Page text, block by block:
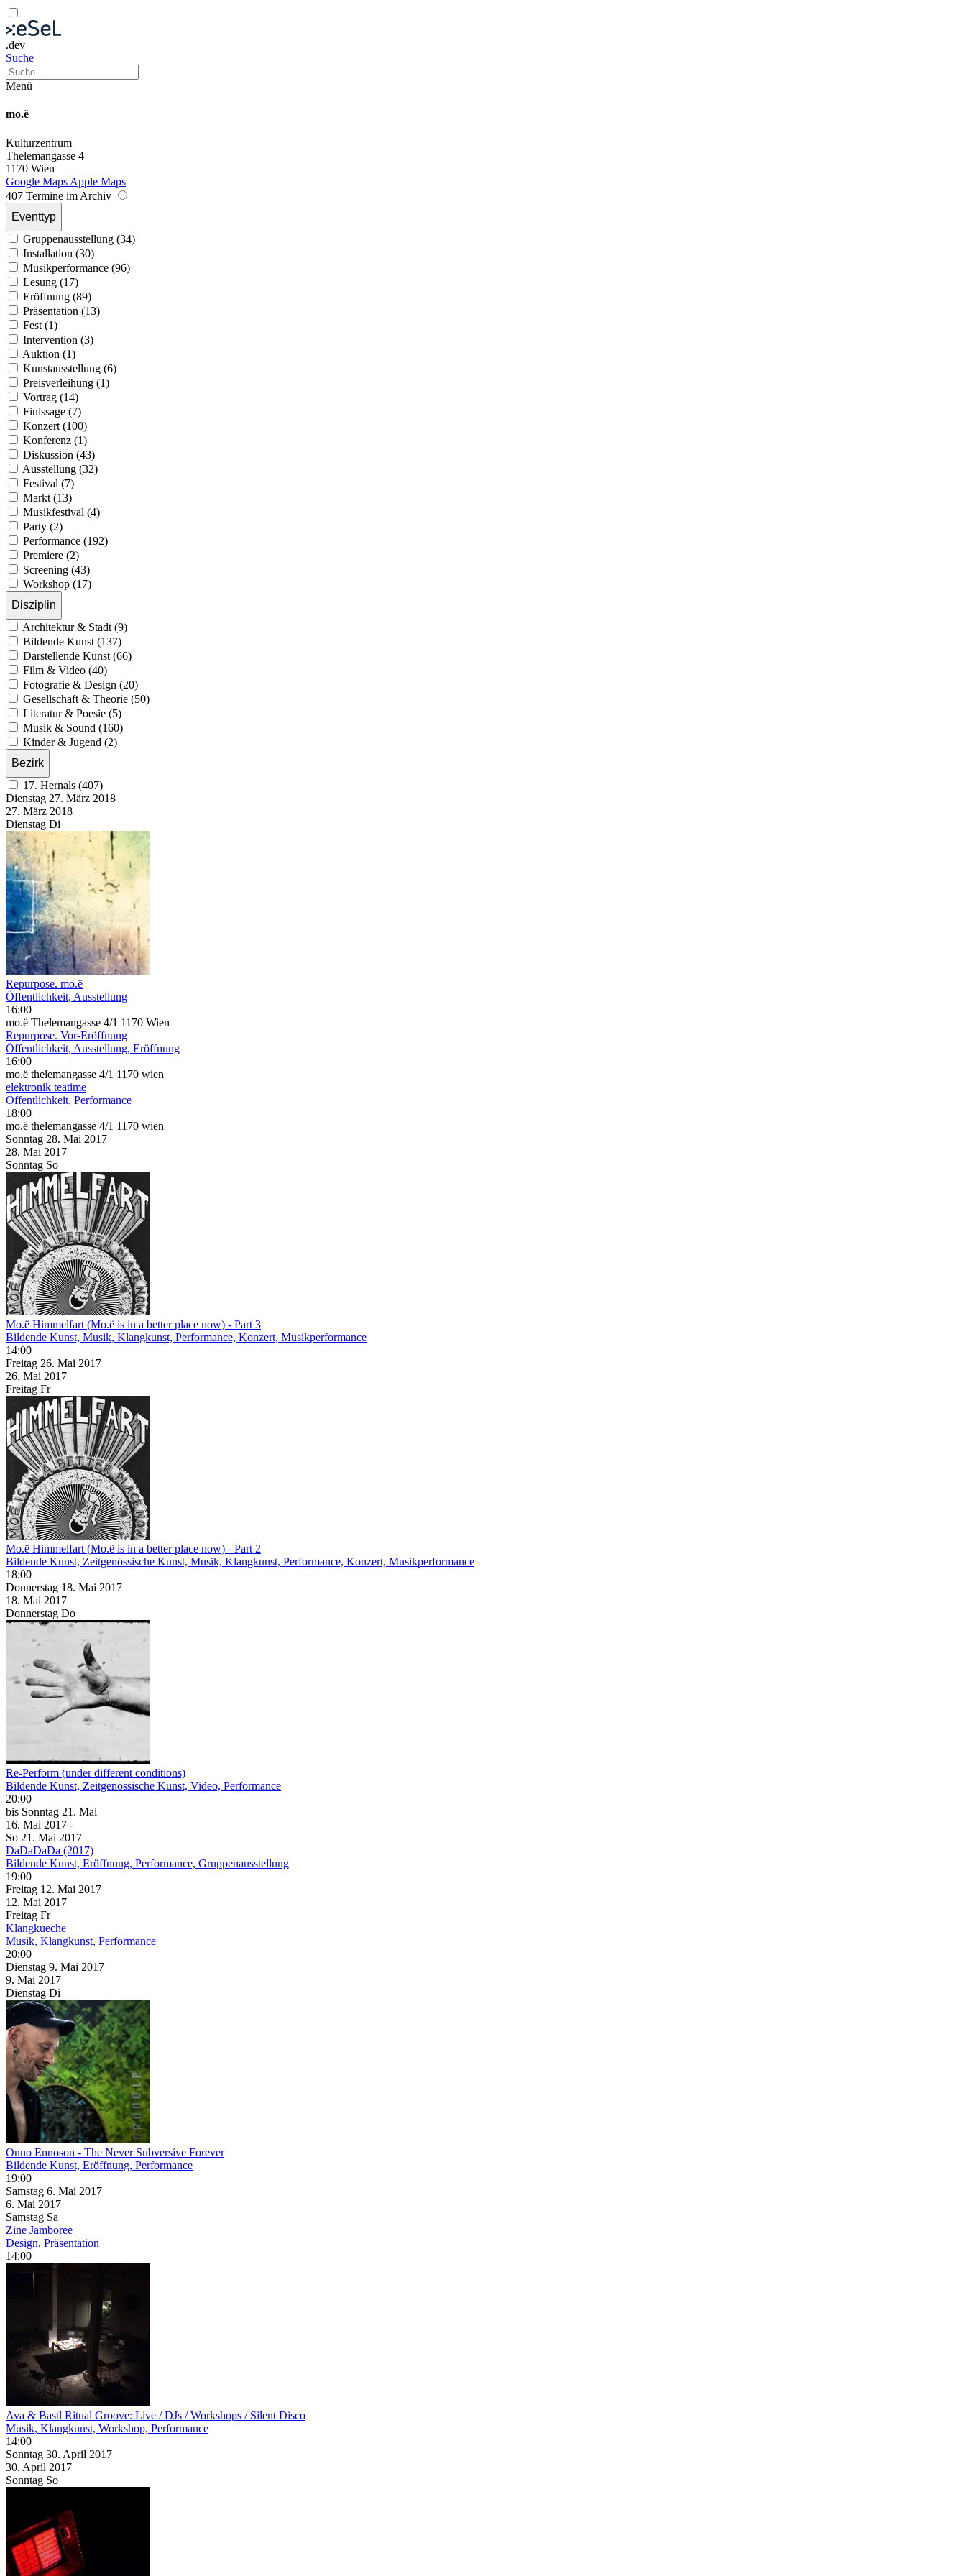
.dev
Suche
Menü
mo.ë
Kulturzentrum
Thelemangasse 4
1170 Wien
Google Maps Apple Maps
407 Termine im Archiv
Eventtyp
Gruppenausstellung (34)
Installation (30)
Musikperformance (96)
Lesung (17)
Eröffnung (89)
Präsentation (13)
Fest (1)
Intervention (3)
Auktion (1)
Kunstausstellung (6)
Preisverleihung (1)
Vortrag (14)
Finissage (7)
Konzert (100)
Konferenz (1)
Diskussion (43)
Ausstellung (32)
Festival (7)
Markt (13)
Musikfestival (4)
Party (2)
Performance (192)
Premiere (2)
Screening (43)
Workshop (17)
Disziplin
Architektur & Stadt (9)
Bildende Kunst (137)
Darstellende Kunst (66)
Film & Video (40)
Fotografie & Design (20)
Gesellschaft & Theorie (50)
Literatur & Poesie (5)
Musik & Sound (160)
Kinder & Jugend (2)
Bezirk
17. Hernals (407)
Dienstag 27. März 2018
27. März 2018
Dienstag Di
Repurpose. mo.ë
Öffentlichkeit, Ausstellung
16:00
mo.ë Thelemangasse 4/1 1170 Wien
Repurpose. Vor-Eröffnung
Öffentlichkeit, Ausstellung, Eröffnung
16:00
mo.ë thelemangasse 4/1 1170 wien
elektronik teatime
Öffentlichkeit, Performance
18:00
mo.ë thelemangasse 4/1 1170 wien
Sonntag 28. Mai 2017
28. Mai 2017
Sonntag So
Mo.ë Himmelfart (Mo.ë is in a better place now) - Part 3
Bildende Kunst, Musik, Klangkunst, Performance, Konzert, Musikperformance
14:00
Freitag 26. Mai 2017
26. Mai 2017
Freitag Fr
Mo.ë Himmelfart (Mo.ë is in a better place now) - Part 2
Bildende Kunst, Zeitgenössische Kunst, Musik, Klangkunst, Performance, Konzert, Musikperformance
18:00
Donnerstag 18. Mai 2017
18. Mai 2017
Donnerstag Do
Re-Perform (under different conditions)
Bildende Kunst, Zeitgenössische Kunst, Video, Performance
20:00
bis Sonntag 21. Mai
16. Mai 2017 -
So 21. Mai 2017
DaDaDaDa (2017)
Bildende Kunst, Eröffnung, Performance, Gruppenausstellung
19:00
Freitag 12. Mai 2017
12. Mai 2017
Freitag Fr
Klangkueche
Musik, Klangkunst, Performance
20:00
Dienstag 9. Mai 2017
9. Mai 2017
Dienstag Di
Onno Ennoson - The Never Subversive Forever
Bildende Kunst, Eröffnung, Performance
19:00
Samstag 6. Mai 2017
6. Mai 2017
Samstag Sa
Zine Jamboree
Design, Präsentation
14:00
Ava & Bastl Ritual Groove: Live / DJs / Workshops / Silent Disco
Musik, Klangkunst, Workshop, Performance
14:00
Sonntag 30. April 2017
30. April 2017
Sonntag So